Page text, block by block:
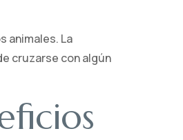
animales. La
cruzarse con algún